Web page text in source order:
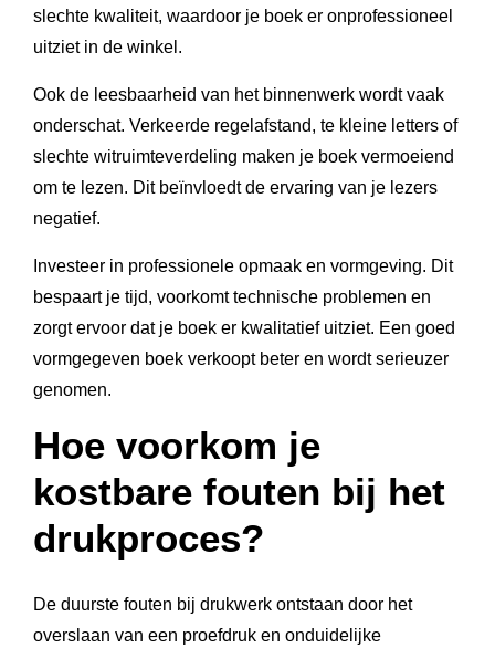
slechte kwaliteit, waardoor je boek er onprofessioneel
uitziet in de winkel.
Ook de leesbaarheid van het binnenwerk wordt vaak
onderschat. Verkeerde regelafstand, te kleine letters of
slechte witruimteverdeling maken je boek vermoeiend
om te lezen. Dit beïnvloedt de ervaring van je lezers
negatief.
Investeer in professionele opmaak en vormgeving. Dit
bespaart je tijd, voorkomt technische problemen en
zorgt ervoor dat je boek er kwalitatief uitziet. Een goed
vormgegeven boek verkoopt beter en wordt serieuzer
genomen.
Hoe voorkom je
kostbare fouten bij het
drukproces?
De duurste fouten bij drukwerk ontstaan door het
overslaan van een proefdruk en onduidelijke